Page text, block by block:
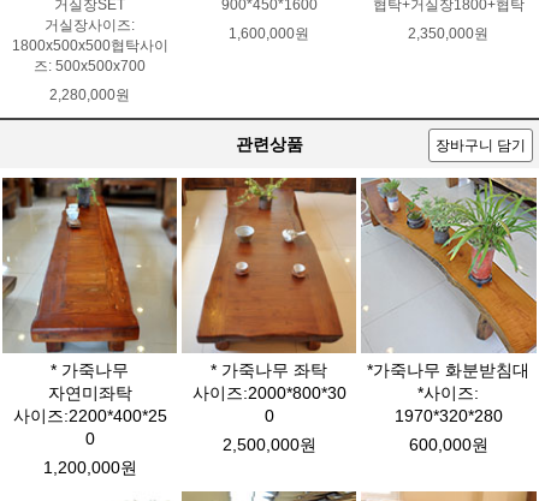
거실장SET
거실장사이즈:
1800x500x500협탁사이
즈: 500x500x700
2,280,000원
900*450*1600
1,600,000원
협탁+거실장1800+협탁
2,350,000원
관련상품 장바구니 담기
* 가죽나무
자연미좌탁
사이즈:2200*400*25
0
1,200,000원
* 가죽나무 좌탁
사이즈:2000*800*30
0
2,500,000원
*가죽나무 화분받침대
*사이즈:
1970*320*280
600,000원